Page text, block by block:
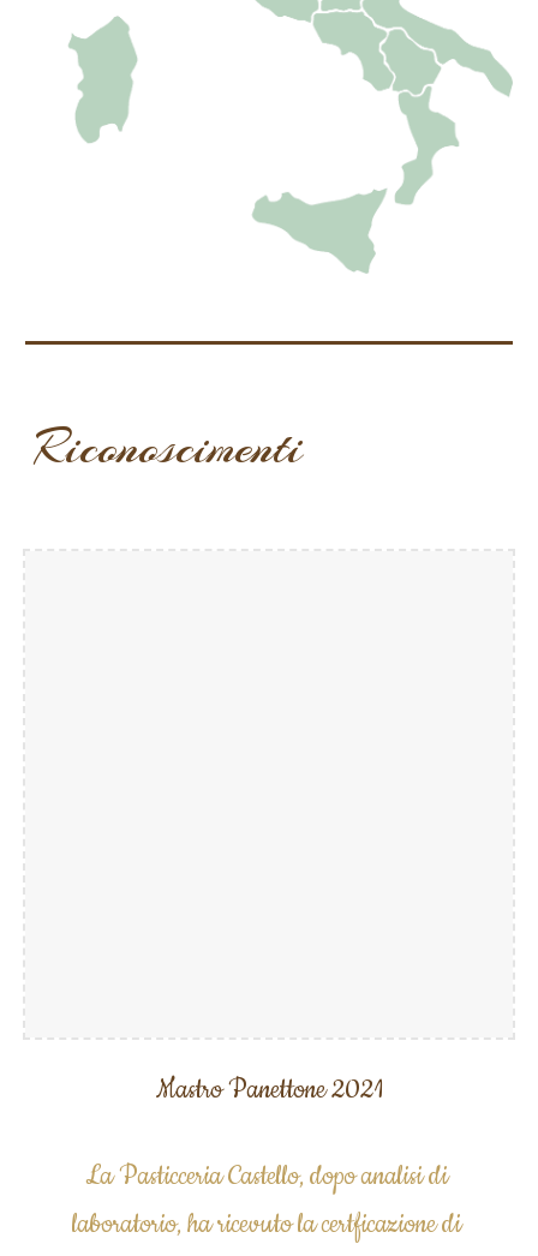
Riconoscimenti
Mastro Panettone 2021
La Pasticceria Castello, dopo analisi di
laboratorio, ha ricevuto la certficazione di